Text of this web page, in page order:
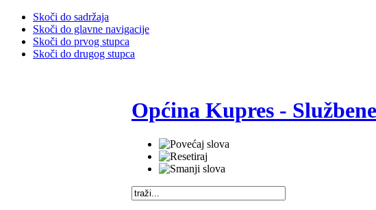
Skoči do sadržaja
Skoči do glavne navigacije
Skoči do prvog stupca
Skoči do drugog stupca
Općina Kupres -